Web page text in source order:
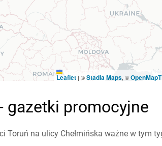
Leaflet | ©Stadia Maps, ©
gazetki promocyjne
na ulicy Chełmińska ważne w tym